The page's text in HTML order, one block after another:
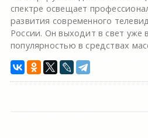
спектре освещает
развития современного
России. Он выходит в свет уже
популярностью в средствах